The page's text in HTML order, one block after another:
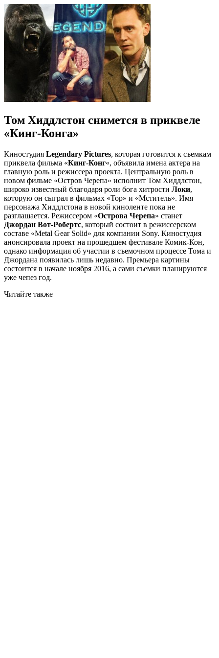
Том Хиддлстон снимется в приквеле
«Кинг-Конга»
Киностудия Legendary Pictures, которая готовится к съемкам
приквела фильма «Кинг-Конг«, объявила имена актера на
главную роль и режиссера проекта. Центральную роль в
новом фильме «Остров Черепа» исполнит Том Хиддлстон,
широко известный благодаря роли бога хитрости Локи,
которую он сыграл в фильмах «Тор» и «Мститель». Имя
персонажа Хиддлстона в новой киноленте пока не
разглашается. Режиссером «Острова Черепа» станет
Джордан Вот-Робертс, который состоит в режиссерском
составе «Metal Gear Solid» для компании Sony. Киностудия
анонсировала проект на прошедшем фестивале Комик-Кон,
однако информация об участии в съемочном процессе Тома и
Джордана появилась лишь недавно. Премьера картины
состоится в начале ноября 2016, а сами съемки планируются
уже чепез год.
Читайте также